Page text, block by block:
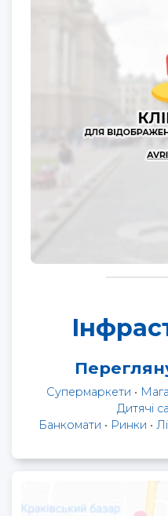
Супермаркети •
Дитячі
Банкомати • Ринки •